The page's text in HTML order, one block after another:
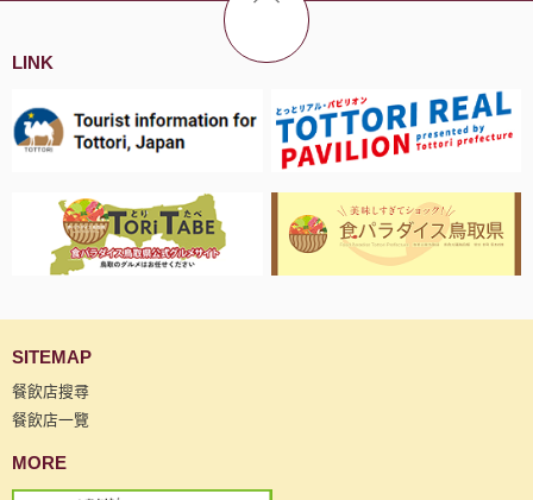
LINK
SITEMAP
餐飲店搜尋
餐飲店一覽
MORE